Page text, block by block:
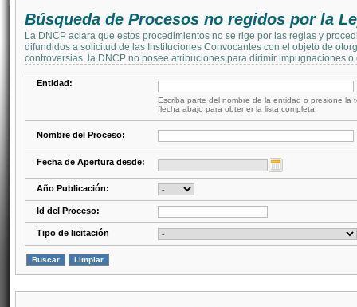
Búsqueda de Procesos no regidos por la
La DNCP aclara que estos procedimientos no se rige por las reglas y
difundidos a solicitud de las Instituciones Convocantes con el objeto de
controversias, la DNCP no posee atribuciones para dirimir impugnaciones
Entidad:
Escriba parte del nombre de la entidad o presione la
flecha abajo para obtener la lista completa
Nombre del Proceso:
Fecha de Apertura desde:
Año Publicación:
Id del Proceso:
Tipo de licitación